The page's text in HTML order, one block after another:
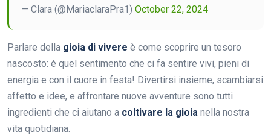
— Clara (@MariaclaraPra1) October 22, 2024
Parlare della gioia di vivere è come scoprire un tesoro
nascosto: è quel sentimento che ci fa sentire vivi, pieni di
energia e con il cuore in festa! Divertirsi insieme, scambiarsi
affetto e idee, e affrontare nuove avventure sono tutti
ingredienti che ci aiutano a coltivare la gioia nella nostra
vita quotidiana.